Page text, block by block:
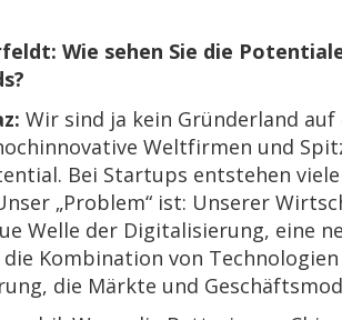
Wie sehen Sie die
Wir sind ja kein Gründerland auf
Weltfirmen und
Bei Startups entstehen
„Problem“ ist: Unserer
Welle der Digitalisierung, eine
Kombination von
die Märkte und